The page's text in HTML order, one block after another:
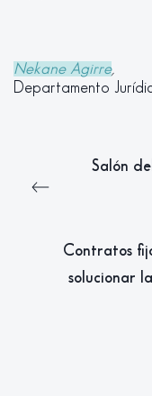
Nekane Agirre,
Departamento
Salón
Contratos
solucionar